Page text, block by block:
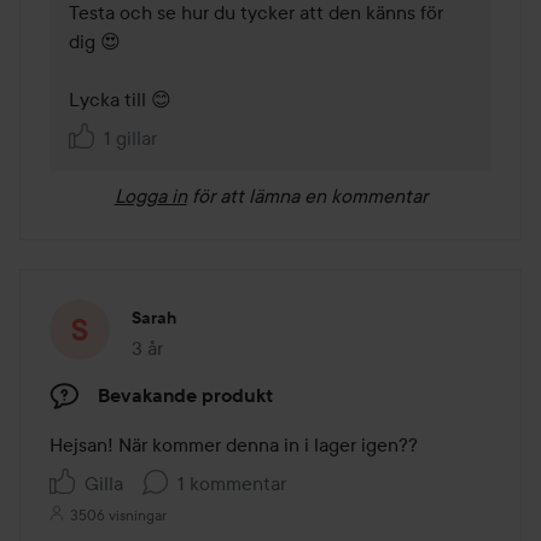
Testa och se hur du tycker att den känns för
dig 😍
Lycka till 😊
1 gillar
Logga in för att lämna en kommentar
Sarah
3 år
Inlägget skapades 3 år
Bevakande produkt
Hejsan! När kommer denna in i lager igen??
Gilla
1 kommentar
3506 visningar